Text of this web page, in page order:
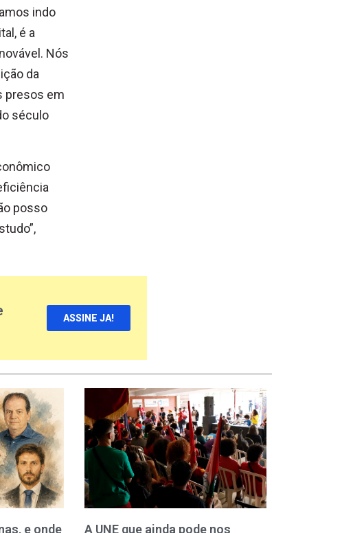
indo
é a
Nós
da
presos em
século
posso
ASSINE JA!
e onde
A UNE que ainda pode nos